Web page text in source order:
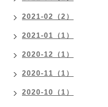
2021-02（2）
2021-01（1）
2020-12（1）
2020-11（1）
2020-10（1）